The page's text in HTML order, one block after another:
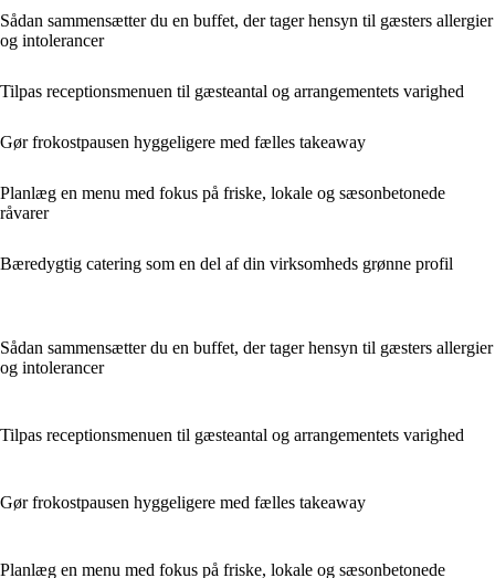
Sådan sammensætter du en buffet, der tager hensyn til gæsters allergier
og intolerancer
Tilpas receptionsmenuen til gæsteantal og arrangementets varighed
Gør frokostpausen hyggeligere med fælles takeaway
Planlæg en menu med fokus på friske, lokale og sæsonbetonede
råvarer
Bæredygtig catering som en del af din virksomheds grønne profil
Sådan sammensætter du en buffet, der tager hensyn til gæsters allergier
og intolerancer
Tilpas receptionsmenuen til gæsteantal og arrangementets varighed
Gør frokostpausen hyggeligere med fælles takeaway
Planlæg en menu med fokus på friske, lokale og sæsonbetonede